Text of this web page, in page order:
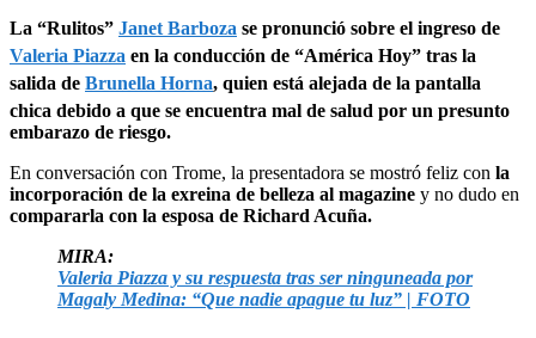
La “Rulitos” Janet Barboza se pronunció sobre el ingreso de
Valeria Piazza en la conducción de “América Hoy” tras la
salida de Brunella Horna, quien está alejada de la pantalla
chica debido a que se encuentra mal de salud por un presunto
embarazo de riesgo.
En conversación con Trome, la presentadora se mostró feliz con la
incorporación de la exreina de belleza al magazine y no dudo en
compararla con la esposa de Richard Acuña.
MIRA:
Valeria Piazza y su respuesta tras ser ninguneada por
Magaly Medina: “Que nadie apague tu luz” | FOTO